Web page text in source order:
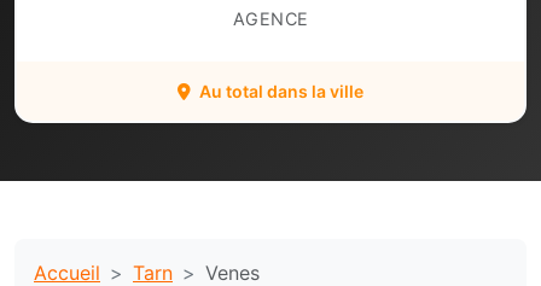
AGENCE
Au total dans la ville
Accueil Tarn Venes